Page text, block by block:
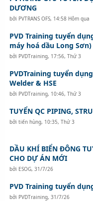
DƯƠNG
bởi PVTRANS OFS, 14:58 Hôm qua
PVD Training tuyển
máy hoá dầu Long Sơn)
bởi PVDTraining, 17:56, Thứ 3
PVDTraining tuyển
Welder & HSE
bởi PVDTraining, 10:46, Thứ 3
TUYỂN QC PIPING,
bởi tiến hùng, 10:35, Thứ 3
DẦU KHÍ BIỂN ĐÔNG
CHO DỰ ÁN MỚI
bởi ESOG, 31/7/26
PVD Training tuyển
bởi PVDTraining, 31/7/26